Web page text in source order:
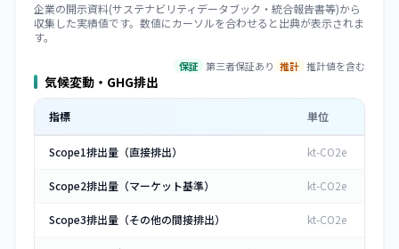
企業の開示資料(サステナビリティデータブック・統合報告書等)から
収集した実績値です。数値にカーソルを合わせると出典が表示されま
す。
保証 第三者保証あり 推計 推計値を含む
気候変動・GHG排出
指標 単位
Scope1排出量（直接排出） kt-CO2e
Scope2排出量（マーケット基準） kt-CO2e
Scope3排出量（その他の間接排出） kt-CO2e